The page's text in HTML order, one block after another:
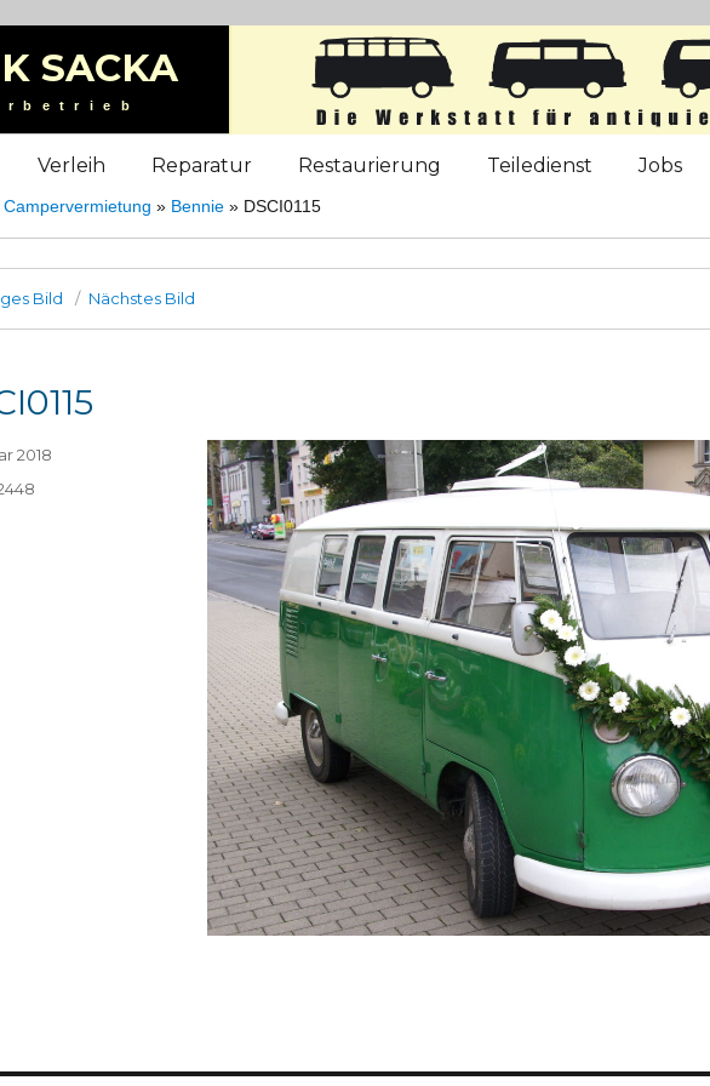
SACKA
Verleih Reparatur Restaurierung Teiledienst Jobs
Campervermietung » Bennie » DSCI0115
Bild Nächstes Bild
2018